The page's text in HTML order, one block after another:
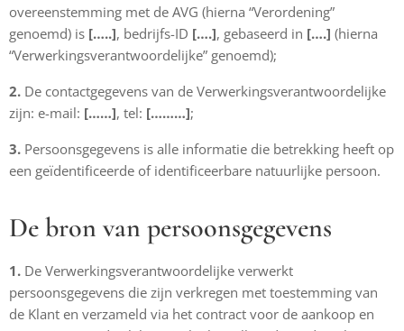
overeenstemming met de AVG (hierna “Verordening”
genoemd) is […..], bedrijfs-ID [….], gebaseerd in [….] (hierna
“Verwerkingsverantwoordelijke” genoemd);
2. De contactgegevens van de Verwerkingsverantwoordelijke
zijn: e-mail: [……], tel: [………];
3. Persoonsgegevens is alle informatie die betrekking heeft op
een geïdentificeerde of identificeerbare natuurlijke persoon.
De bron van persoonsgegevens
1. De Verwerkingsverantwoordelijke verwerkt
persoonsgegevens die zijn verkregen met toestemming van
de Klant en verzameld via het contract voor de aankoop en